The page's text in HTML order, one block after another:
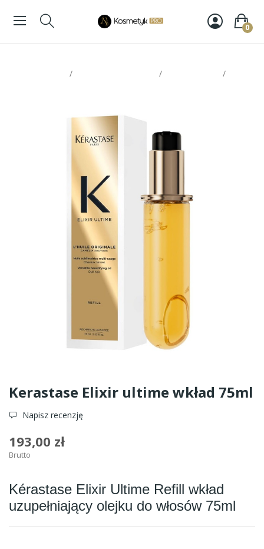
0
Kerastase Elixir ultime wkład 75ml
Napisz recenzję
193,00 zł
Brutto
Kérastase Elixir Ultime Refill wkład
uzupełniający olejku do włosów 75ml